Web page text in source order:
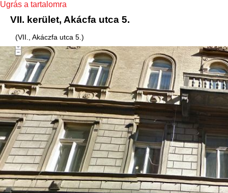
Ugrás a tartalomra
VII. kerület, Akácfa utca 5.
(VII., Akáczfa utca 5.)